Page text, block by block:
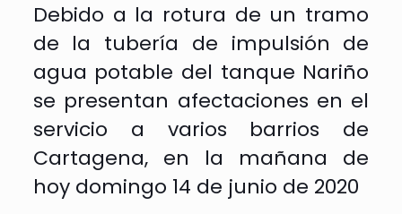
Debido a la rotura de un tramo
de la tubería de impulsión de
agua potable del tanque Nariño
se presentan afectaciones en el
servicio a varios barrios de
Cartagena, en la mañana de
hoy domingo 14 de junio de 2020